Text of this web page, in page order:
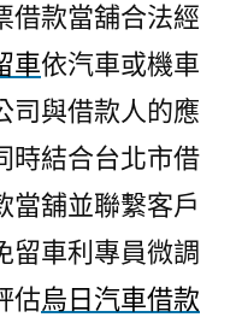
借款當舖合法經
車依汽車或機車
司與借款人的應
時結合台北市借
當舖並聯繫客戶
留車利專員微調
估烏日汽車借款